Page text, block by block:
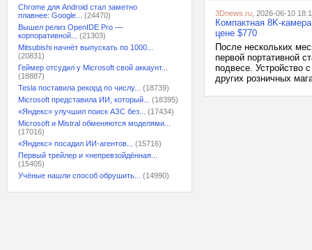
Chrome для Android стал заметно
плавнее: Google...
(24470)
Вышел релиз OpenIDE Pro —
корпоративной...
(21303)
Mitsubishi начнёт выпускать по 1000...
(20831)
Геймер отсудил у Microsoft свой аккаунт...
(18887)
Tesla поставила рекорд по числу...
(18739)
Microsoft представила ИИ, который...
(18395)
«Яндекс» улучшил поиск АЗС без...
(17434)
Microsoft и Mistral обменяются моделями...
(17016)
«Яндекс» посадил ИИ-агентов...
(15716)
Первый трейлер и «непревзойдённая...
(15405)
Учёные нашли способ обрушить...
(14990)
3Dnews.ru , 2026-06-10
Компактная 8K-
цене $770
После нескольких
первой портативной
подвесе. Устройство
других розничных